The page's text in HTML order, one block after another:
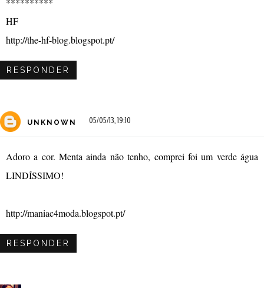
HF
http://the-hf-blog.blogspot.pt/
RESPONDER
UNKNOWN 05/05/13, 19:10
Adoro a cor. Menta ainda não tenho, comprei foi um verde água
LINDÍSSIMO!
http://maniac4moda.blogspot.pt/
RESPONDER